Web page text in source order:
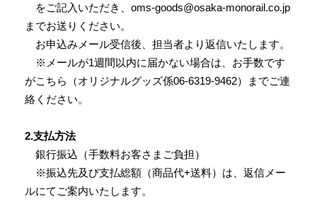
をご記入いただき、oms-goods@osaka-monorail.co.jp
までお送りください。
お申込みメール受信後、担当者より返信いたします。
※メールが1週間以内に届かない場合は、お手数です
がこちら（オリジナルグッズ係06-6319-9462）までご連
絡ください。
2.支払方法
銀行振込（手数料お客さまご負担）
※振込先及び支払総額（商品代+送料）は、返信メー
ルにてご案内いたします。